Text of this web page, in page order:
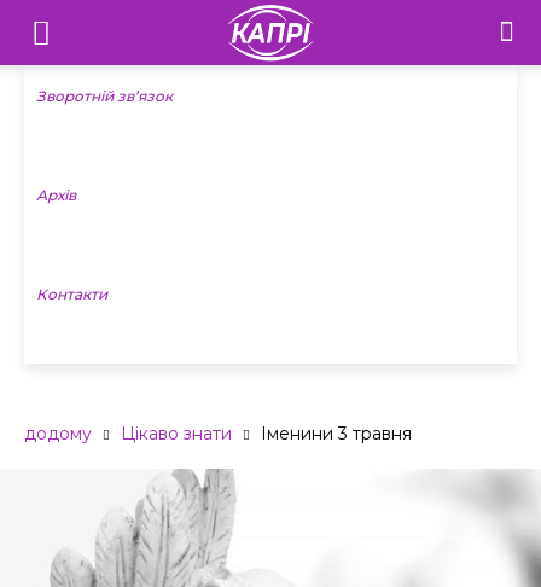
Телебачення
«Капрі»
Новини
Зворотній зв’язок
Архів
Контакти
додому Цікаво знати Іменини 3 травня